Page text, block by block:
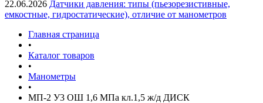
22.06.2026 Датчики давления: типы (пьезорезистивные,
емкостные, гидростатические), отличие от манометров
Главная страница
•
Каталог товаров
•
Манометры
•
МП-2 У3 ОШ 1,6 МПа кл.1,5 ж/д ДИСК